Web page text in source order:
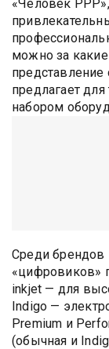
«Человек
можно за
предлагает
набором
Среди брендов
«цифровиков»
inkjet — для
Indigo —
Premium и
(обычная и